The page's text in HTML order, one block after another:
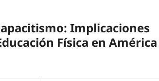
Implicaciones
Física en América